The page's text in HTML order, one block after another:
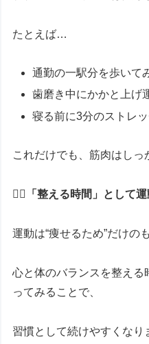
たとえば…
通勤の一駅分を歩いて
歯磨き中にかかと上げ
寝る前に3分のストレッ
これだけでも、筋肉はしっ
🧘‍♀️「整える時間」として
運動は“痩せるため”だけの
心と体のバランスを整える
ってみることで、
習慣として続けやすくなり